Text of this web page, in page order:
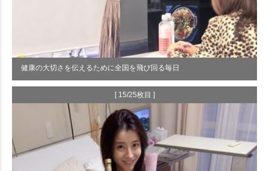
健康の大切さを伝えるために全国を飛び回る毎日
[ 15/25枚目 ]